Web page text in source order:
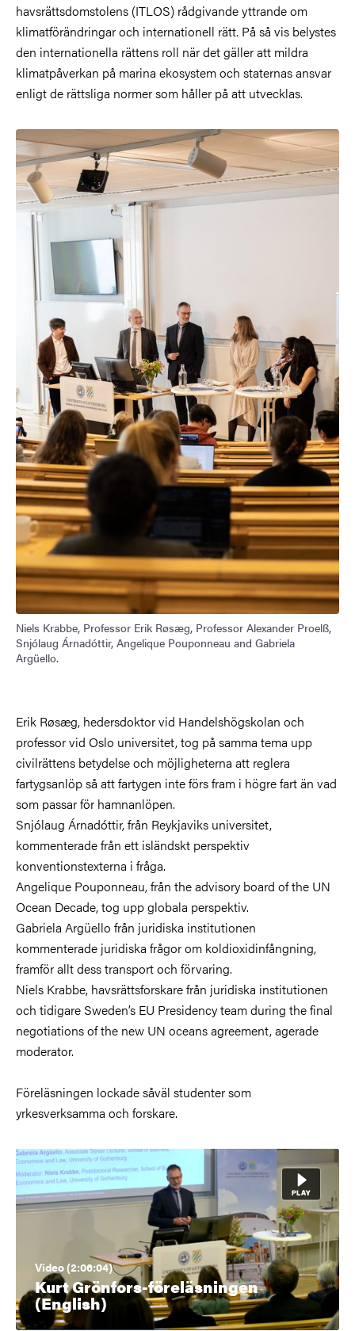
havsrättsdomstolens (ITLOS) rådgivande yttrande om
klimatförändringar och internationell rätt. På så vis belystes
den internationella rättens roll när det gäller att mildra
klimatpåverkan på marina ekosystem och staternas ansvar
enligt de rättsliga normer som håller på att utvecklas.
Niels Krabbe, Professor Erik Røsæg, Professor Alexander Proelß,
Snjólaug Árnadóttir, Angelique Pouponneau and Gabriela
Argüello.
Erik Røsæg, hedersdoktor vid Handelshögskolan och
professor vid Oslo universitet, tog på samma tema upp
civilrättens betydelse och möjligheterna att reglera
fartygsanlöp så att fartygen inte förs fram i högre fart än vad
som passar för hamnanlöpen.
Snjólaug Árnadóttir, från Reykjaviks universitet,
kommenterade från ett isländskt perspektiv
konventionstexterna i fråga.
Angelique Pouponneau, från the advisory board of the UN
Ocean Decade, tog upp globala perspektiv.
Gabriela Argüello från juridiska institutionen
kommenterade juridiska frågor om koldioxidinfångning,
framför allt dess transport och förvaring.
Niels Krabbe, havsrättsforskare från juridiska institutionen
och tidigare Sweden’s EU Presidency team during the final
negotiations of the new UN oceans agreement, agerade
moderator.
Föreläsningen lockade såväl studenter som
yrkesverksamma och forskare.
Video (2:06:04)
Kurt Grönfors-föreläsningen
(English)